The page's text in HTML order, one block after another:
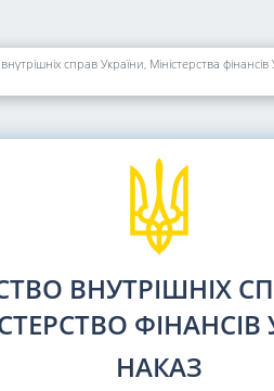
справ України, Міністерства
ВНУТРІШНІХ
ФІНАНСІВ
НАКАЗ